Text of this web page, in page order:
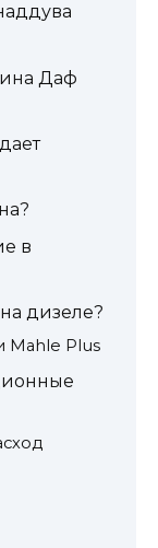
Даф
в
дизеле?
Mahle Plus